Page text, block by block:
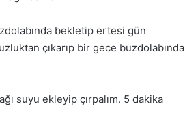
bekletip ertesi gün
çıkarıp bir gece buzdolabında
suyu ekleyip çırpalım. 5 dakika